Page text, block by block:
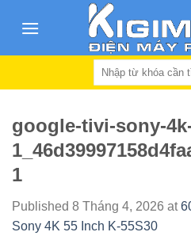
Search
google-tivi-sony-
1
Published 8 Tháng 4, 2026 at
Sony 4K 55 Inch K-55S30